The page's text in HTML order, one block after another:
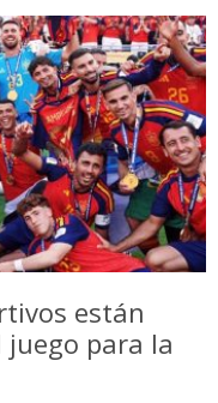
están
juego para la